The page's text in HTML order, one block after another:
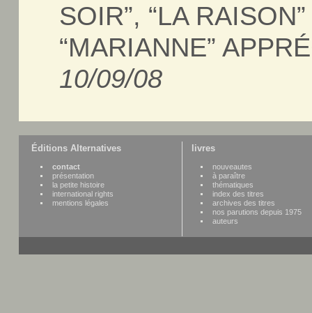
SOIR”, “LA
“MARIANNE”
10/09/08
Éditions Alternatives
contact
présentation
la petite histoire
international rights
mentions légales
livres
nouveautes
à paraître
thématiques
index des titres
archives des titres
nos parutions depuis 1975
auteurs